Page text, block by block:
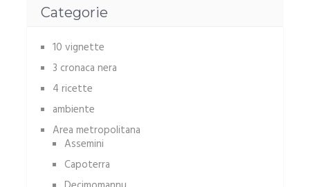
Categorie
10 vignette
3 cronaca nera
4 ricette
ambiente
Area metropolitana
Assemini
Capoterra